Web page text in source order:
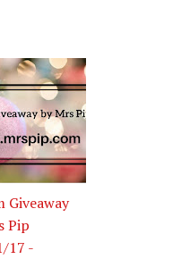
Giveaway
Pip
17 -